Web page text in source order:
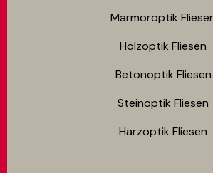
Marmoroptik
Holzoptik Fliesen
Betonoptik Fliesen
Steinoptik Fliesen
Harzoptik Fliesen